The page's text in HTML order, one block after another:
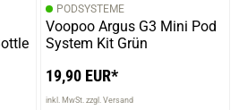
PODSYSTEME
Voopoo Argus G3 Mini Pod
System Kit Grün
19,90 EUR*
inkl. MwSt. zzgl. Versand